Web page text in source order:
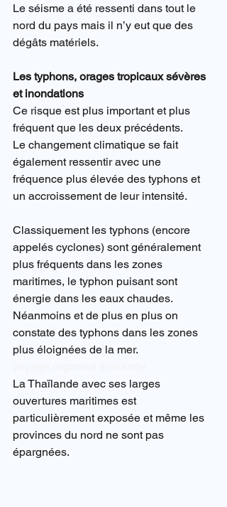
Le séisme a été ressenti dans tout le
nord du pays mais il n’y eut que des
dégâts matériels.
Les typhons, orages tropicaux sévères
et inondations
Ce risque est plus important et plus
fréquent que les deux précédents.
Le changement climatique se fait
également ressentir avec une
fréquence plus élevée des typhons et
un accroissement de leur intensité.
Classiquement les typhons (encore
appelés cyclones) sont généralement
plus fréquents dans les zones
maritimes, le typhon puisant sont
énergie dans les eaux chaudes.
Néanmoins et de plus en plus on
constate des typhons dans les zones
plus éloignées de la mer.
La Thaïlande avec ses larges
ouvertures maritimes est
particulièrement exposée et même les
provinces du nord ne sont pas
épargnées.